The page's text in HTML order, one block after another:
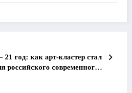
год: как арт-кластер стал
российского современного